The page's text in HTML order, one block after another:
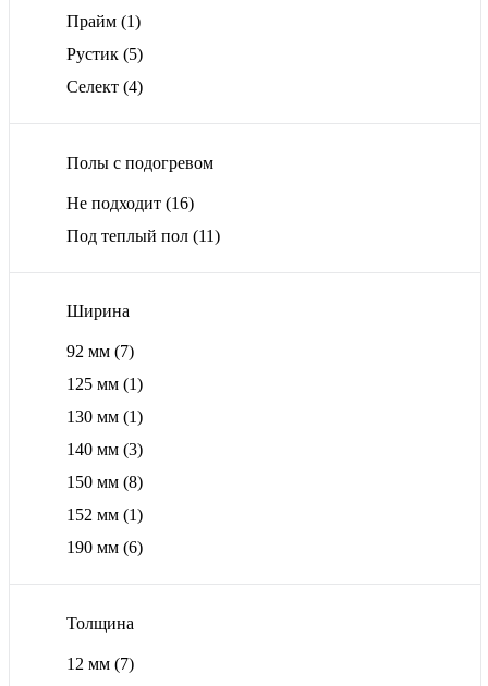
Прайм (1)
Рустик (5)
Селект (4)
Полы с подогревом
Не подходит (16)
Под теплый пол (11)
Ширина
92 мм (7)
125 мм (1)
130 мм (1)
140 мм (3)
150 мм (8)
152 мм (1)
190 мм (6)
Толщина
12 мм (7)